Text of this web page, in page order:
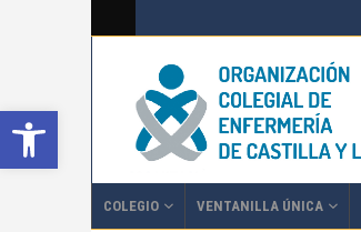
Abrir barra de herramientas
COLEGIO VENTANILLA ÚNICA